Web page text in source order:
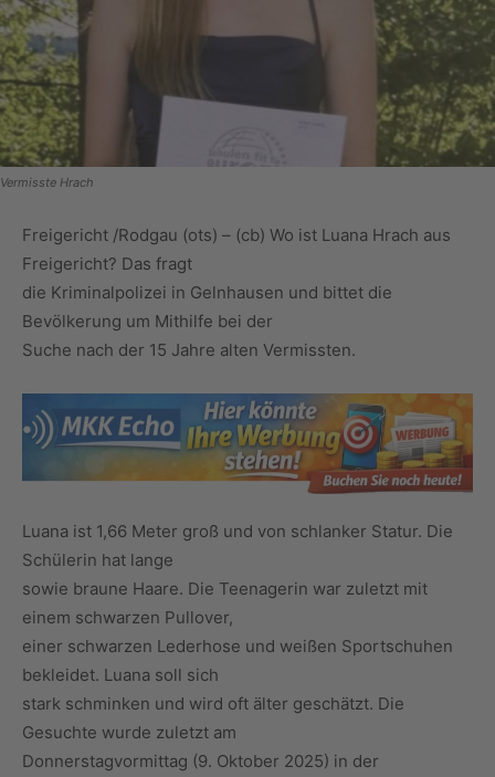
Vermisste Hrach
Freigericht /Rodgau (ots) – (cb) Wo ist Luana Hrach aus
Freigericht? Das fragt
die Kriminalpolizei in Gelnhausen und bittet die
Bevölkerung um Mithilfe bei der
Suche nach der 15 Jahre alten Vermissten.
Luana ist 1,66 Meter groß und von schlanker Statur. Die
Schülerin hat lange
sowie braune Haare. Die Teenagerin war zuletzt mit
einem schwarzen Pullover,
einer schwarzen Lederhose und weißen Sportschuhen
bekleidet. Luana soll sich
stark schminken und wird oft älter geschätzt. Die
Gesuchte wurde zuletzt am
Donnerstagvormittag (9. Oktober 2025) in der